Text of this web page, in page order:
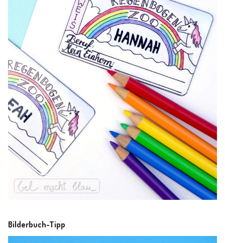
Bilderbuch-Tipp